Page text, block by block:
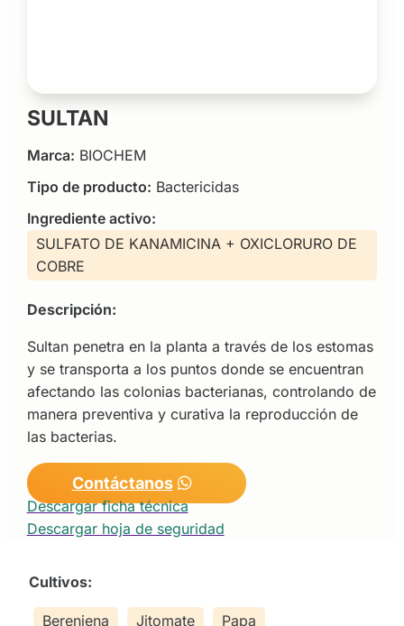
SULTAN
Marca: BIOCHEM
Tipo de producto: Bactericidas
Ingrediente activo:
SULFATO DE KANAMICINA + OXICLORURO DE
COBRE
Descripción:
Sultan penetra en la planta a través de los estomas
y se transporta a los puntos donde se encuentran
afectando las colonias bacterianas, controlando de
manera preventiva y curativa la reproducción de
las bacterias.
Contáctanos
Descargar ficha técnica
Descargar hoja de seguridad
Cultivos:
Berenjena Jitomate Papa